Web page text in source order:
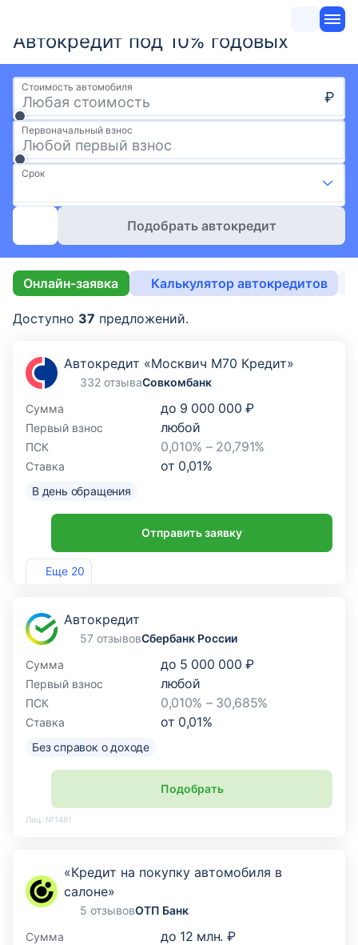
Автокредит под 10% годовых
Стоимость автомобиля
₽
Первоначальный взнос
Срок
Подобрать автокредит
Онлайн-заявка Калькулятор автокредитов
Доступно 37 предложений.
Еще 20
Автокредит «Москвич М70 Кредит»
332 отзываСовкомбанк
Сумма
до 9 000 000 ₽
Первый взнос любой
ПСК 0,010% – 20,791%
Ставка от 0,01%
В день обращения
Отправить заявку
Лиц. №963
Автокредит
57 отзывовСбербанк России
Сумма
до 5 000 000 ₽
Первый взнос любой
ПСК 0,010% – 30,685%
Ставка от 0,01%
Без справок о доходе
Подобрать
Лиц. №1481
«Кредит на покупку автомобиля в
салоне»
5 отзывовОТП Банк
Сумма
до 12 млн. ₽